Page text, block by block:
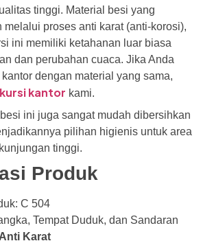
tinggi. Material besi yang
melalui proses anti karat (anti-korosi),
ini memiliki ketahanan luar biasa
dan perubahan cuaca. Jika Anda
dengan material yang sama,
kursi kantor kami.
ini juga sangat mudah dibersihkan
pilihan higienis untuk area
tinggi.
Produk
C 504
Tempat Duduk, dan Sandaran
Karat